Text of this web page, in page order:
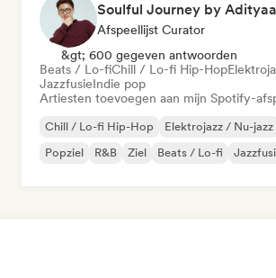
Soulful Journey by
Afspeellijst Curator
&gt; 600 gegeven antwoorden
Beats / Lo-fiChill / Lo-fi Hip-Hop
JazzfusieIndie pop
Artiesten toevoegen aan mijn Spotify-
Chill / Lo-fi Hip-Hop Elektrojazz / Nu-jazz
Popziel
R&B Ziel Beats / Lo-fi